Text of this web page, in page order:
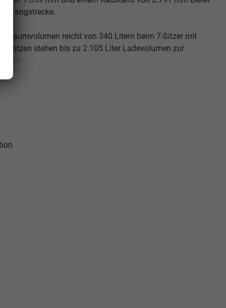
Langstrecke.
reicht von 340 Litern beim 7-Sitzer mit
stehen bis zu 2.105 Liter Ladevolumen zur